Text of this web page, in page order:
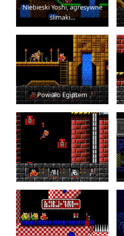
Niebieski Yoshi, agresywne
ślimaki…
Powiało Egiptem